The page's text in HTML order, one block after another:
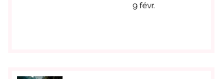
9 févr.